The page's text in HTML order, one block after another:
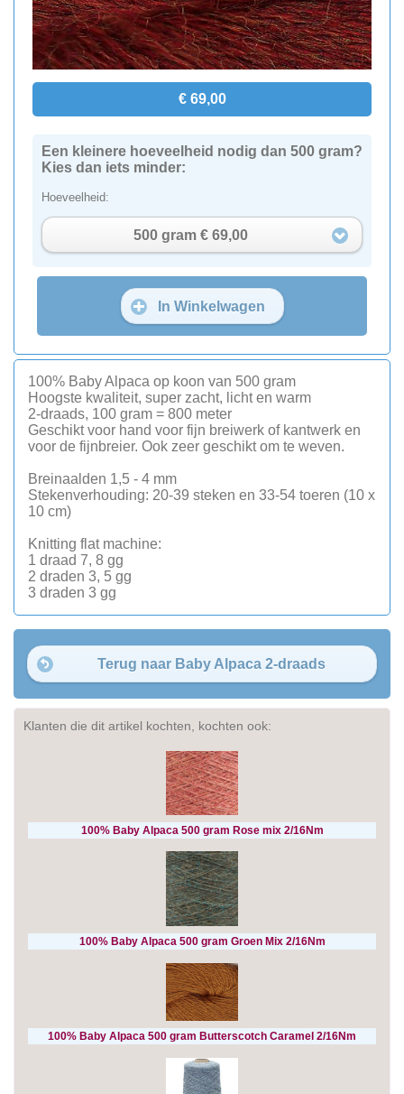
€ 69,00
Een kleinere hoeveelheid nodig dan 500 gram?
Kies dan iets minder:
Hoeveelheid:
500 gram € 69,00
In Winkelwagen
100% Baby Alpaca op koon van 500 gram
Hoogste kwaliteit, super zacht, licht en warm
2-draads, 100 gram = 800 meter
Geschikt voor hand voor fijn breiwerk of kantwerk en
voor de fijnbreier. Ook zeer geschikt om te weven.
Breinaalden 1,5 - 4 mm
Stekenverhouding: 20-39 steken en 33-54 toeren (10 x
10 cm)
Knitting flat machine:
1 draad 7, 8 gg
2 draden 3, 5 gg
3 draden 3 gg
Terug naar Baby Alpaca 2-draads
Klanten die dit artikel kochten, kochten ook:
100% Baby Alpaca 500 gram Rose mix 2/16Nm
100% Baby Alpaca 500 gram Groen Mix 2/16Nm
100% Baby Alpaca 500 gram Butterscotch Caramel 2/16Nm